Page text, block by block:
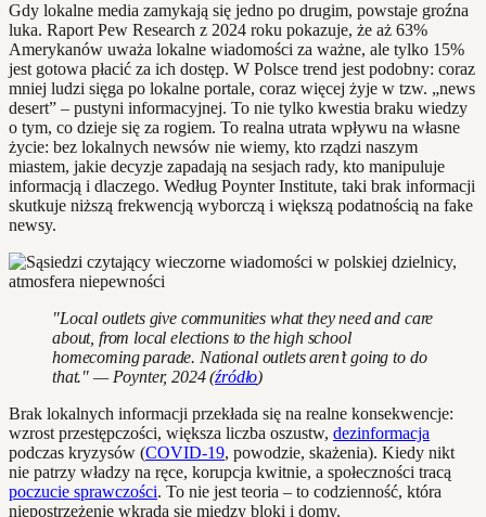
Gdy lokalne media zamykają się jedno po drugim, powstaje groźna
luka. Raport Pew Research z 2024 roku pokazuje, że aż 63%
Amerykanów uważa lokalne wiadomości za ważne, ale tylko 15%
jest gotowa płacić za ich dostęp. W Polsce trend jest podobny: coraz
mniej ludzi sięga po lokalne portale, coraz więcej żyje w tzw. „news
desert” – pustyni informacyjnej. To nie tylko kwestia braku wiedzy
o tym, co dzieje się za rogiem. To realna utrata wpływu na własne
życie: bez lokalnych newsów nie wiemy, kto rządzi naszym
miastem, jakie decyzje zapadają na sesjach rady, kto manipuluje
informacją i dlaczego. Według Poynter Institute, taki brak informacji
skutkuje niższą frekwencją wyborczą i większą podatnością na fake
newsy.
"Local outlets give communities what they need and care
about, from local elections to the high school
homecoming parade. National outlets aren’t going to do
that." — Poynter, 2024 (źródło)
Brak lokalnych informacji przekłada się na realne konsekwencje:
wzrost przestępczości, większa liczba oszustw, dezinformacja
podczas kryzysów (COVID-19, powodzie, skażenia). Kiedy nikt
nie patrzy władzy na ręce, korupcja kwitnie, a społeczności tracą
poczucie sprawczości. To nie jest teoria – to codzienność, która
niepostrzeżenie wkrada się między bloki i domy.